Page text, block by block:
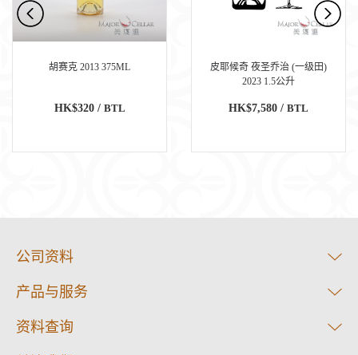
胡赛克 2013 375ML
HK$320 / BTL
皮耶候奇 夜圣乔治 (一级田)
2023 1.5公升
HK$7,580 / BTL
公司资料
产品与服务
资料查询